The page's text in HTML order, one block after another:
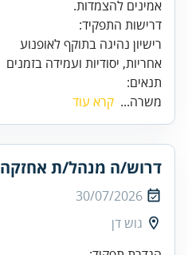
אמינים להצמדות.
אחריות, יסודיות ועמידה בזמנים
תנאים:
משרה... קרא עוד
דרוש/ה מנהל/ת אחזקה
30/07/2026
גוש דן